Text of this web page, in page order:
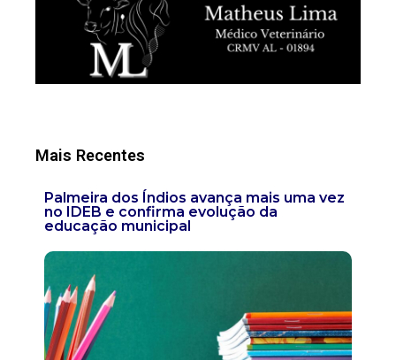
Mais Recentes
Palmeira dos Índios avança mais uma vez
no IDEB e confirma evolução da
educação municipal